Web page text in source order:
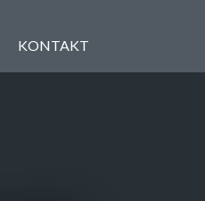
KONTAKT